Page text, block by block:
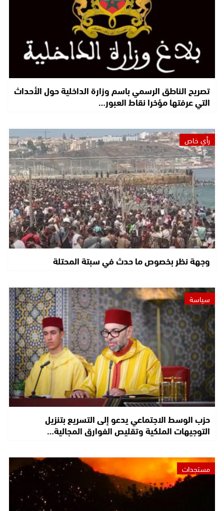
تصريح الناطق الرسمي باسم وزارة الداخلية حول الأحداث
التي عرفتها مؤخرا نقاط العبور…
رأي خاص
وجهة نظر بخصوص ما حدث في سبتة المحتلة
سياسة
حزب الوسط الاجتماعي يدعو إلى التسريع بتنزيل
التوجيهات الملكية وتقليص الفوارق المجالية…
مستجدات